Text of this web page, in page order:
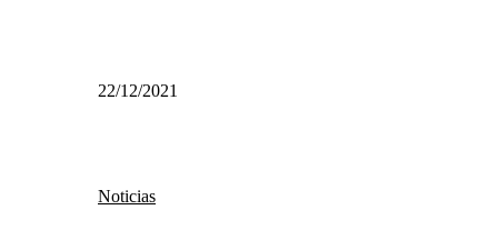
22/12/2021
Noticias